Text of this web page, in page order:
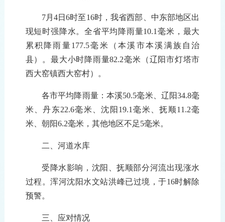
7月 4日6时至16时，我省西部、中东部地区出
现短时强降水。全省平均降雨量10.1毫米 ， 最大
累积降雨量177.5毫米 （本溪市本溪满族自治
县） 。最大小时降雨量82.2毫米 （辽阳市灯塔市
西大窑镇西大窑村） 。
各市平均降雨量：本溪50.5毫米 、辽阳34.8毫
米
、丹东22.6毫米 、沈阳19.1 毫米 、抚顺11.2毫
米 、朝阳6.2毫米 ，其他地区不足5毫米。
二、河道水库
受降水影响 ， 沈阳、抚顺部分河流出现涨水
过程。浑河沈阳水文站洪峰已过境，于16时解除
预警。
三 、应对情况